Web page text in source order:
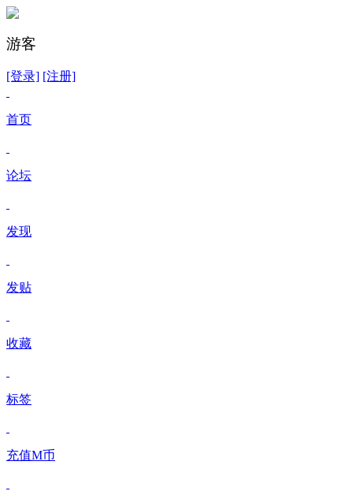
游客
[登录] [注册]
首页
论坛
发现
发贴
收藏
标签
充值M币